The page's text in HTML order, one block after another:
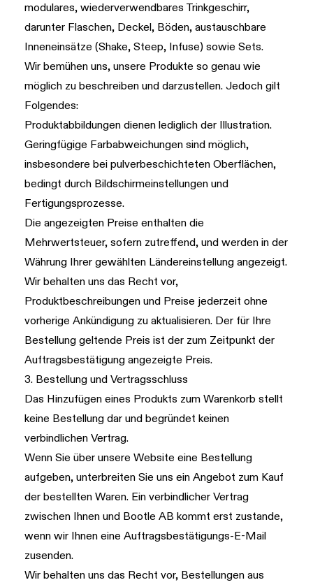
modulares, wiederverwendbares Trinkgeschirr,
darunter Flaschen, Deckel, Böden, austauschbare
Inneneinsätze (Shake, Steep, Infuse) sowie Sets.
Wir bemühen uns, unsere Produkte so genau wie
möglich zu beschreiben und darzustellen. Jedoch gilt
Folgendes:
Produktabbildungen dienen lediglich der Illustration.
Geringfügige Farbabweichungen sind möglich,
insbesondere bei pulverbeschichteten Oberflächen,
bedingt durch Bildschirmeinstellungen und
Fertigungsprozesse.
Die angezeigten Preise enthalten die
Mehrwertsteuer, sofern zutreffend, und werden in der
Währung Ihrer gewählten Ländereinstellung angezeigt.
Wir behalten uns das Recht vor,
Produktbeschreibungen und Preise jederzeit ohne
vorherige Ankündigung zu aktualisieren. Der für Ihre
Bestellung geltende Preis ist der zum Zeitpunkt der
Auftragsbestätigung angezeigte Preis.
3. Bestellung und Vertragsschluss
Das Hinzufügen eines Produkts zum Warenkorb stellt
keine Bestellung dar und begründet keinen
verbindlichen Vertrag.
Wenn Sie über unsere Website eine Bestellung
aufgeben, unterbreiten Sie uns ein Angebot zum Kauf
der bestellten Waren. Ein verbindlicher Vertrag
zwischen Ihnen und Bootle AB kommt erst zustande,
wenn wir Ihnen eine Auftragsbestätigungs-E-Mail
zusenden.
Wir behalten uns das Recht vor, Bestellungen aus